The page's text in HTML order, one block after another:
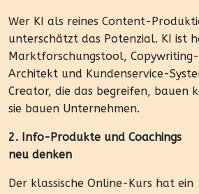
Wer KI als reines Content-
unterschätzt das Potenzial. KI ist
Marktforschungstool,
Architekt und Kundenservice-
Creator, die das begreifen, bauen
sie bauen Unternehmen.
2. Info-Produkte und Coachings
neu denken
Der klassische Online-Kurs hat ein